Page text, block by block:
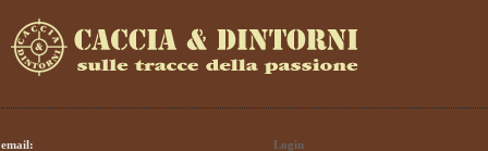
email:
Login